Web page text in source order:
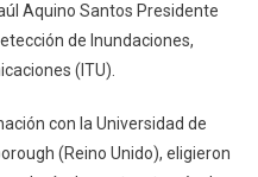
Aquino Santos Presidente
de Inundaciones,
(ITU).
con la Universidad de
(Reino Unido), eligieron